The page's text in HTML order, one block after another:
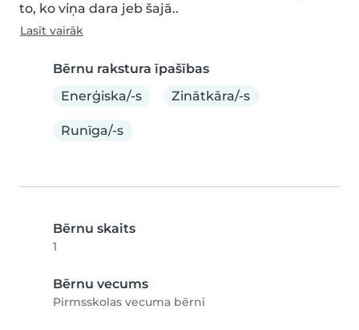
to, ko viņa dara jeb šajā..
Lasīt vairāk
Bērnu rakstura īpašības
Enerģiska/-s
Zinātkāra/-s
Runīga/-s
Bērnu skaits
1
Bērnu vecums
Pirmsskolas vecuma bērni